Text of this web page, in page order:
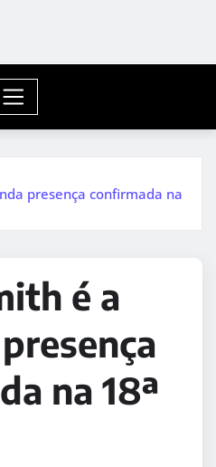
presença confirmada na
é a
na 18ª